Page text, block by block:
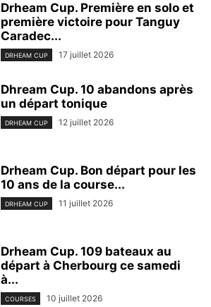
Drheam Cup. Première en solo et
première victoire pour Tanguy
Caradec...
DRHEAM CUP 17 juillet 2026
Dhream Cup. 10 abandons après
un départ tonique
DRHEAM CUP 12 juillet 2026
Drheam Cup. Bon départ pour les
10 ans de la course...
DRHEAM CUP 11 juillet 2026
Drheam Cup. 109 bateaux au
départ à Cherbourg ce samedi
à...
COURSES 10 juillet 2026